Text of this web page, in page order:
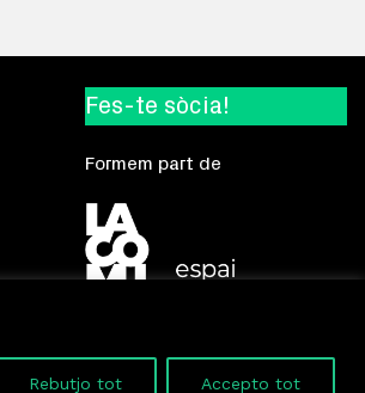
Rebutjo tot Accepto tot
Fes-te sòcia!
Formem part de